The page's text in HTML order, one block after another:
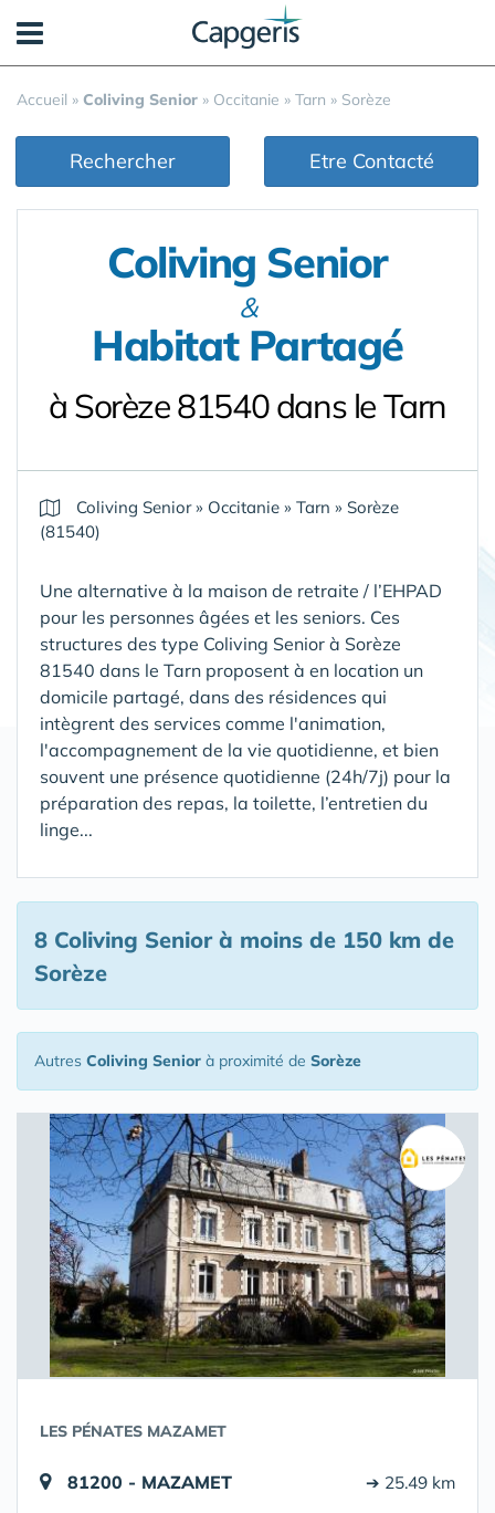
Accueil » Coliving Senior » Occitanie » Tarn » Sorèze
Rechercher Etre Contacté
Coliving Senior
&
Habitat Partagé
à Sorèze 81540 dans le Tarn
Coliving Senior» Occitanie » Tarn » Sorèze
(81540)
Une alternative à la maison de retraite / l’EHPAD
pour les personnes âgées et les seniors. Ces
structures des type Coliving Senior à Sorèze
81540 dans le Tarn proposent à en location un
domicile partagé, dans des résidences qui
intègrent des services comme l'animation,
l'accompagnement de la vie quotidienne, et bien
souvent une présence quotidienne (24h/7j) pour la
préparation des repas, la toilette, l’entretien du
linge...
8 Coliving Seniorà moins de 150 km de
Sorèze
Autres Coliving Senior à proximité de Sorèze
LES PÉNATES MAZAMET
81200 - MAZAMET ➔ 25.49 km